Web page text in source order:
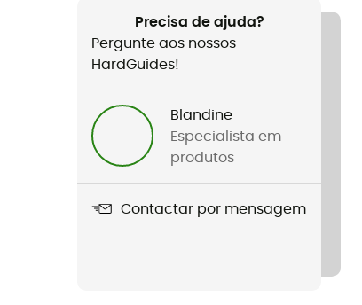
Precisa de ajuda?
Pergunte aos nossos
HardGuides!
Blandine
Especialista em
produtos
Contactar por mensagem